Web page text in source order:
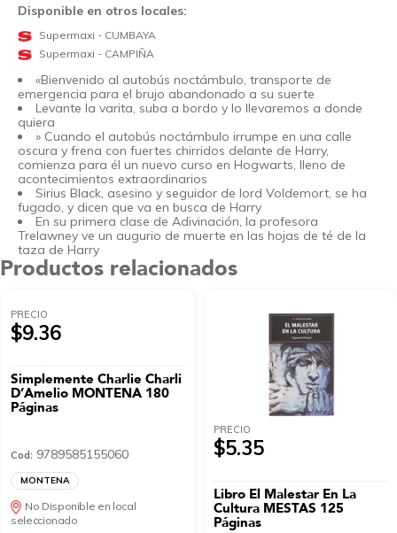
Disponible en otros locales:
Supermaxi - CUMBAYA
Supermaxi - CAMPIÑA
«Bienvenido al autobús noctámbulo, transporte de
emergencia para el brujo abandonado a su suerte
Levante la varita, suba a bordo y lo llevaremos a donde
quiera
» Cuando el autobús noctámbulo irrumpe en una calle
oscura y frena con fuertes chirridos delante de Harry,
comienza para él un nuevo curso en Hogwarts, lleno de
acontecimientos extraordinarios
Sirius Black, asesino y seguidor de lord Voldemort, se ha
fugado, y dicen que va en busca de Harry
En su primera clase de Adivinación, la profesora
Trelawney ve un augurio de muerte en las hojas de té de la
taza de Harry
Productos relacionados
PRECIO
$9.36
Simplemente Charlie Charli
D’Amelio MONTENA 180
Páginas
Cod: 9789585155060
MONTENA
No Disponible en local
seleccionado
PRECIO
$5.35
Libro El Malestar En La
Cultura MESTAS 125
Páginas